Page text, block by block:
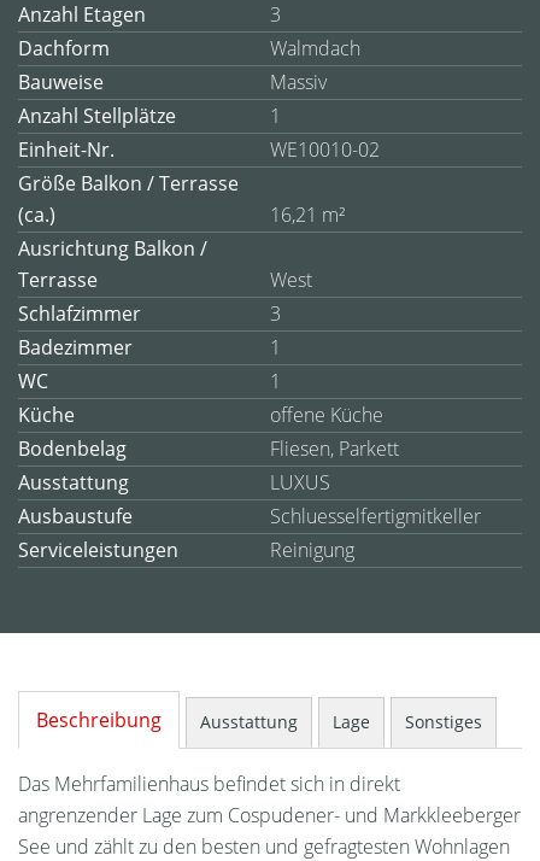
Anzahl Etagen
3
Dachform
Walmdach
Bauweise
Massiv
Anzahl Stellplätze
1
Einheit-Nr.
WE10010-02
Größe Balkon / Terrasse
(ca.)
16,21 m²
Ausrichtung Balkon /
Terrasse
West
Schlafzimmer
3
Badezimmer
1
WC
1
Küche
offene Küche
Bodenbelag
Fliesen, Parkett
Ausstattung
LUXUS
Ausbaustufe
Schluesselfertigmitkeller
Serviceleistungen
Reinigung
Beschreibung Ausstattung Lage Sonstiges
Das Mehrfamilienhaus befindet sich in direkt
angrenzender Lage zum Cospudener- und Markkleeberger
See und zählt zu den besten und gefragtesten Wohnlagen